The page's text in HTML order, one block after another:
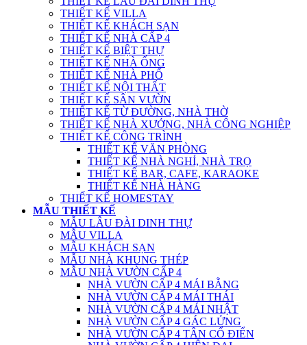
THIẾT KẾ VILLA
THIẾT KẾ KHÁCH SẠN
THIẾT KẾ NHÀ CẤP 4
THIẾT KẾ BIỆT THỰ
THIẾT KẾ NHÀ ỐNG
THIẾT KẾ NHÀ PHỐ
THIẾT KẾ NỘI THẤT
THIẾT KẾ SÂN VƯỜN
THIẾT KẾ TỪ ĐƯỜNG, NHÀ THỜ
THIẾT KẾ NHÀ XƯỞNG, NHÀ CÔNG NGHIỆP
THIẾT KẾ CÔNG TRÌNH
THIẾT KẾ VĂN PHÒNG
THIẾT KẾ NHÀ NGHỈ, NHÀ TRỌ
THIẾT KẾ BAR, CAFE, KARAOKE
THIẾT KẾ NHÀ HÀNG
THIẾT KẾ HOMESTAY
MẪU THIẾT KẾ
MẪU LÂU ĐÀI DINH THỰ
MẪU VILLA
MẪU KHÁCH SẠN
MẪU NHÀ KHUNG THÉP
MẪU NHÀ VƯỜN CẤP 4
NHÀ VƯỜN CẤP 4 MÁI BẰNG
NHÀ VƯỜN CẤP 4 MÁI THÁI
NHÀ VƯỜN CẤP 4 MÁI NHẬT
NHÀ VƯỜN CẤP 4 GÁC LỬNG
NHÀ VƯỜN CẤP 4 TÂN CỔ ĐIỂN